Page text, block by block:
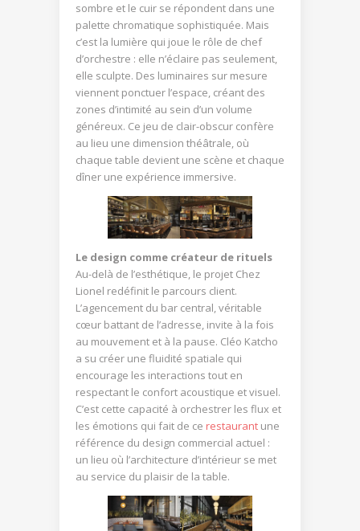
sombre et le cuir se répondent dans une
palette chromatique sophistiquée. Mais
c’est la lumière qui joue le rôle de chef
d’orchestre : elle n’éclaire pas seulement,
elle sculpte. Des luminaires sur mesure
viennent ponctuer l’espace, créant des
zones d’intimité au sein d’un volume
généreux. Ce jeu de clair-obscur confère
au lieu une dimension théâtrale, où
chaque table devient une scène et chaque
dîner une expérience immersive.
Le design comme créateur de rituels
Au-delà de l’esthétique, le projet Chez
Lionel redéfinit le parcours client.
L’agencement du bar central, véritable
cœur battant de l’adresse, invite à la fois
au mouvement et à la pause. Cléo Katcho
a su créer une fluidité spatiale qui
encourage les interactions tout en
respectant le confort acoustique et visuel.
C’est cette capacité à orchestrer les flux et
les émotions qui fait de ce restaurant une
référence du design commercial actuel :
un lieu où l’architecture d’intérieur se met
au service du plaisir de la table.